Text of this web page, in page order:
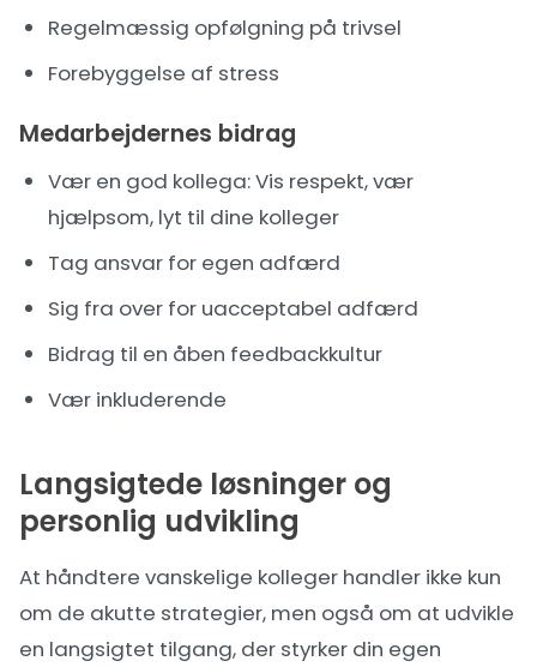
Regelmæssig opfølgning på trivsel
Forebyggelse af stress
Medarbejdernes bidrag
Vær en god kollega: Vis respekt, vær
hjælpsom, lyt til dine kolleger
Tag ansvar for egen adfærd
Sig fra over for uacceptabel adfærd
Bidrag til en åben feedbackkultur
Vær inkluderende
Langsigtede løsninger og
personlig udvikling
At håndtere vanskelige kolleger handler ikke kun
om de akutte strategier, men også om at udvikle
en langsigtet tilgang, der styrker din egen